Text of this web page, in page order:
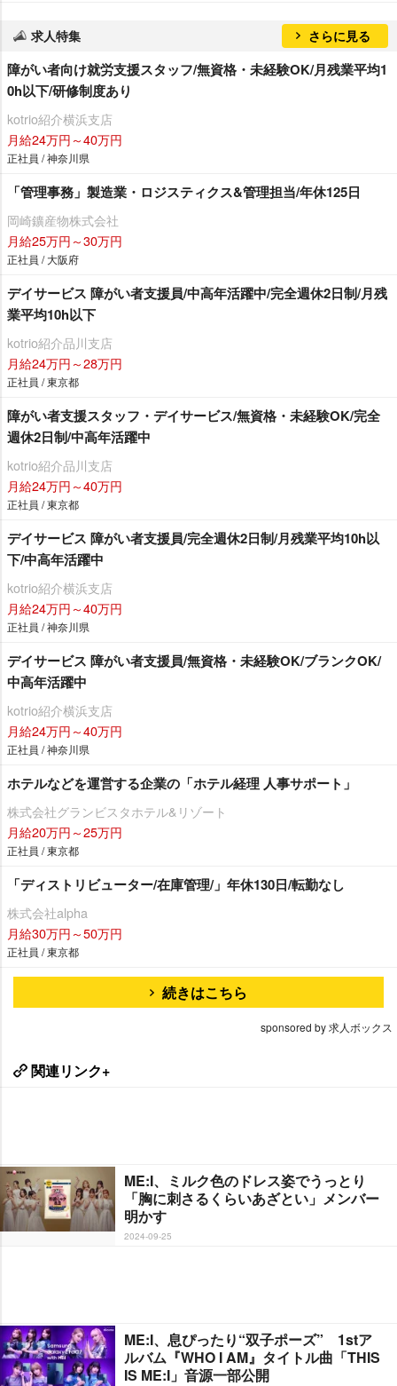
求人特集 さらに見る
障がい者向け就労支援スタッフ/無資格・未経験OK/月残業平均1
0h以下/研修制度あり
kotrio紹介横浜支店
月給24万円～40万円
正社員 / 神奈川県
「管理事務」製造業・ロジスティクス&管理担当/年休125日
岡崎鑛産物株式会社
月給25万円～30万円
正社員 / 大阪府
デイサービス 障がい者支援員/中高年活躍中/完全週休2日制/月残
業平均10h以下
kotrio紹介品川支店
月給24万円～28万円
正社員 / 東京都
障がい者支援スタッフ・デイサービス/無資格・未経験OK/完全
週休2日制/中高年活躍中
kotrio紹介品川支店
月給24万円～40万円
正社員 / 東京都
デイサービス 障がい者支援員/完全週休2日制/月残業平均10h以
下/中高年活躍中
kotrio紹介横浜支店
月給24万円～40万円
正社員 / 神奈川県
デイサービス 障がい者支援員/無資格・未経験OK/ブランクOK/
中高年活躍中
kotrio紹介横浜支店
月給24万円～40万円
正社員 / 神奈川県
ホテルなどを運営する企業の「ホテル経理 人事サポート」
株式会社グランビスタホテル&リゾート
月給20万円～25万円
正社員 / 東京都
「ディストリビューター/在庫管理/」年休130日/転勤なし
株式会社alpha
月給30万円～50万円
正社員 / 東京都
続きはこちら
sponsored by 求人ボックス
関連リンク+
ME:I、ミルク色のドレス姿でうっとり
「胸に刺さるくらいあざとい」メンバー
明かす
2024-09-25
ME:I、息ぴったり“双子ポーズ” 1stア
ルバム『WHO I AM』タイトル曲「THIS
IS ME:I」音源一部公開